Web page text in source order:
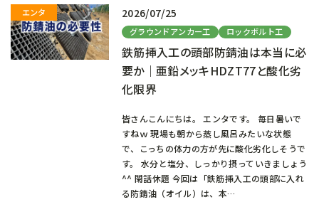
2026/07/25
グラウンドアンカー工 ロックボルト工
鉄筋挿入工の頭部防錆油は本当に必
要か｜亜鉛メッキHDZT77と酸化劣
化限界
皆さんこんにちは。 エンタです。 毎日暑いで
すねｗ 現場も朝から蒸し風呂みたいな状態
で、こっちの体力の方が先に酸化劣化しそうで
す。 水分と塩分、しっかり摂っていきましょう
^^ 閑話休題 今回は「鉄筋挿入工の頭部に入れ
る防錆油（オイル）は、本…